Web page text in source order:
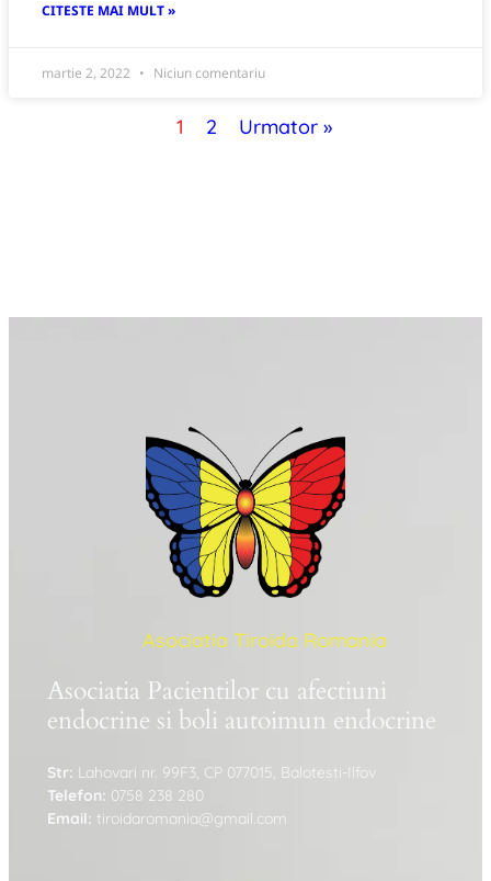
CITESTE MAI MULT »
martie 2, 2022 Niciun comentariu
1 2 Urmator »
Asociatia Tiroida Romania
Asociatia Pacientilor cu afectiuni
endocrine si boli autoimun endocrine
Str: Lahovari nr. 99F3, CP 077015, Balotesti-Ilfov
Telefon: 0758 238 280
Email: tiroidaromania@gmail.com